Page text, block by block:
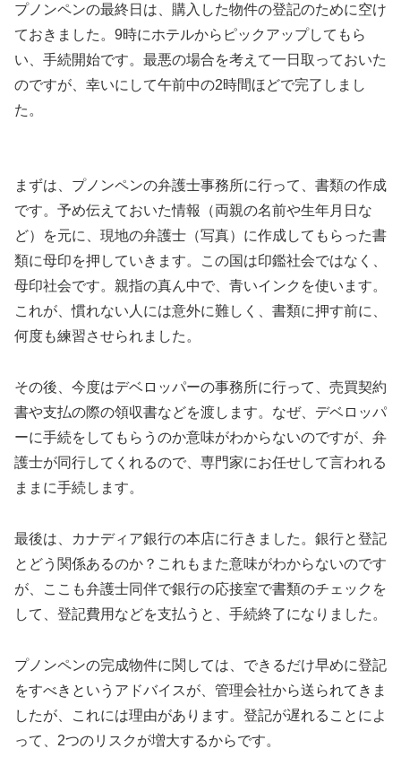
プノンペンの最終日は、購入した物件の登記のために空け
ておきました。9時にホテルからピックアップしてもら
い、手続開始です。最悪の場合を考えて一日取っておいた
のですが、幸いにして午前中の2時間ほどで完了しまし
た。
まずは、プノンペンの弁護士事務所に行って、書類の作成
です。予め伝えておいた情報（両親の名前や生年月日な
ど）を元に、現地の弁護士（写真）に作成してもらった書
類に母印を押していきます。この国は印鑑社会ではなく、
母印社会です。親指の真ん中で、青いインクを使います。
これが、慣れない人には意外に難しく、書類に押す前に、
何度も練習させられました。
その後、今度はデベロッパーの事務所に行って、売買契約
書や支払の際の領収書などを渡します。なぜ、デベロッパ
ーに手続をしてもらうのか意味がわからないのですが、弁
護士が同行してくれるので、専門家にお任せして言われる
ままに手続します。
最後は、カナディア銀行の本店に行きました。銀行と登記
とどう関係あるのか？これもまた意味がわからないのです
が、ここも弁護士同伴で銀行の応接室で書類のチェックを
して、登記費用などを支払うと、手続終了になりました。
プノンペンの完成物件に関しては、できるだけ早めに登記
をすべきというアドバイスが、管理会社から送られてきま
したが、これには理由があります。登記が遅れることによ
って、2つのリスクが増大するからです。